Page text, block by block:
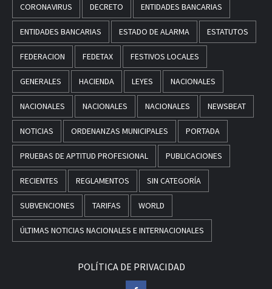
CORONAVIRUS DECRETO ENTIDADES BANCARIAS
ENTIDADES BANCARIAS ESTADO DE ALARMA ESTATUTOS
FEDERACION FEDETAX FESTIVOS LOCALES
GENERALES HACIENDA LEYES NACIONALES
NACIONALES NACIONALES NACIONALES NEWSBEAT
NOTICIAS ORDENANZAS MUNICIPALES PORTADA
PRUEBAS DE APTITUD PROFESIONAL PUBLICACIONES
RECIENTES REGLAMENTOS SIN CATEGORÍA
SUBVENCIONES TARIFAS WORLD
ÚLTIMAS NOTICIAS NACIONALES E INTERNACIONALES
POLÍTICA DE PRIVACIDAD